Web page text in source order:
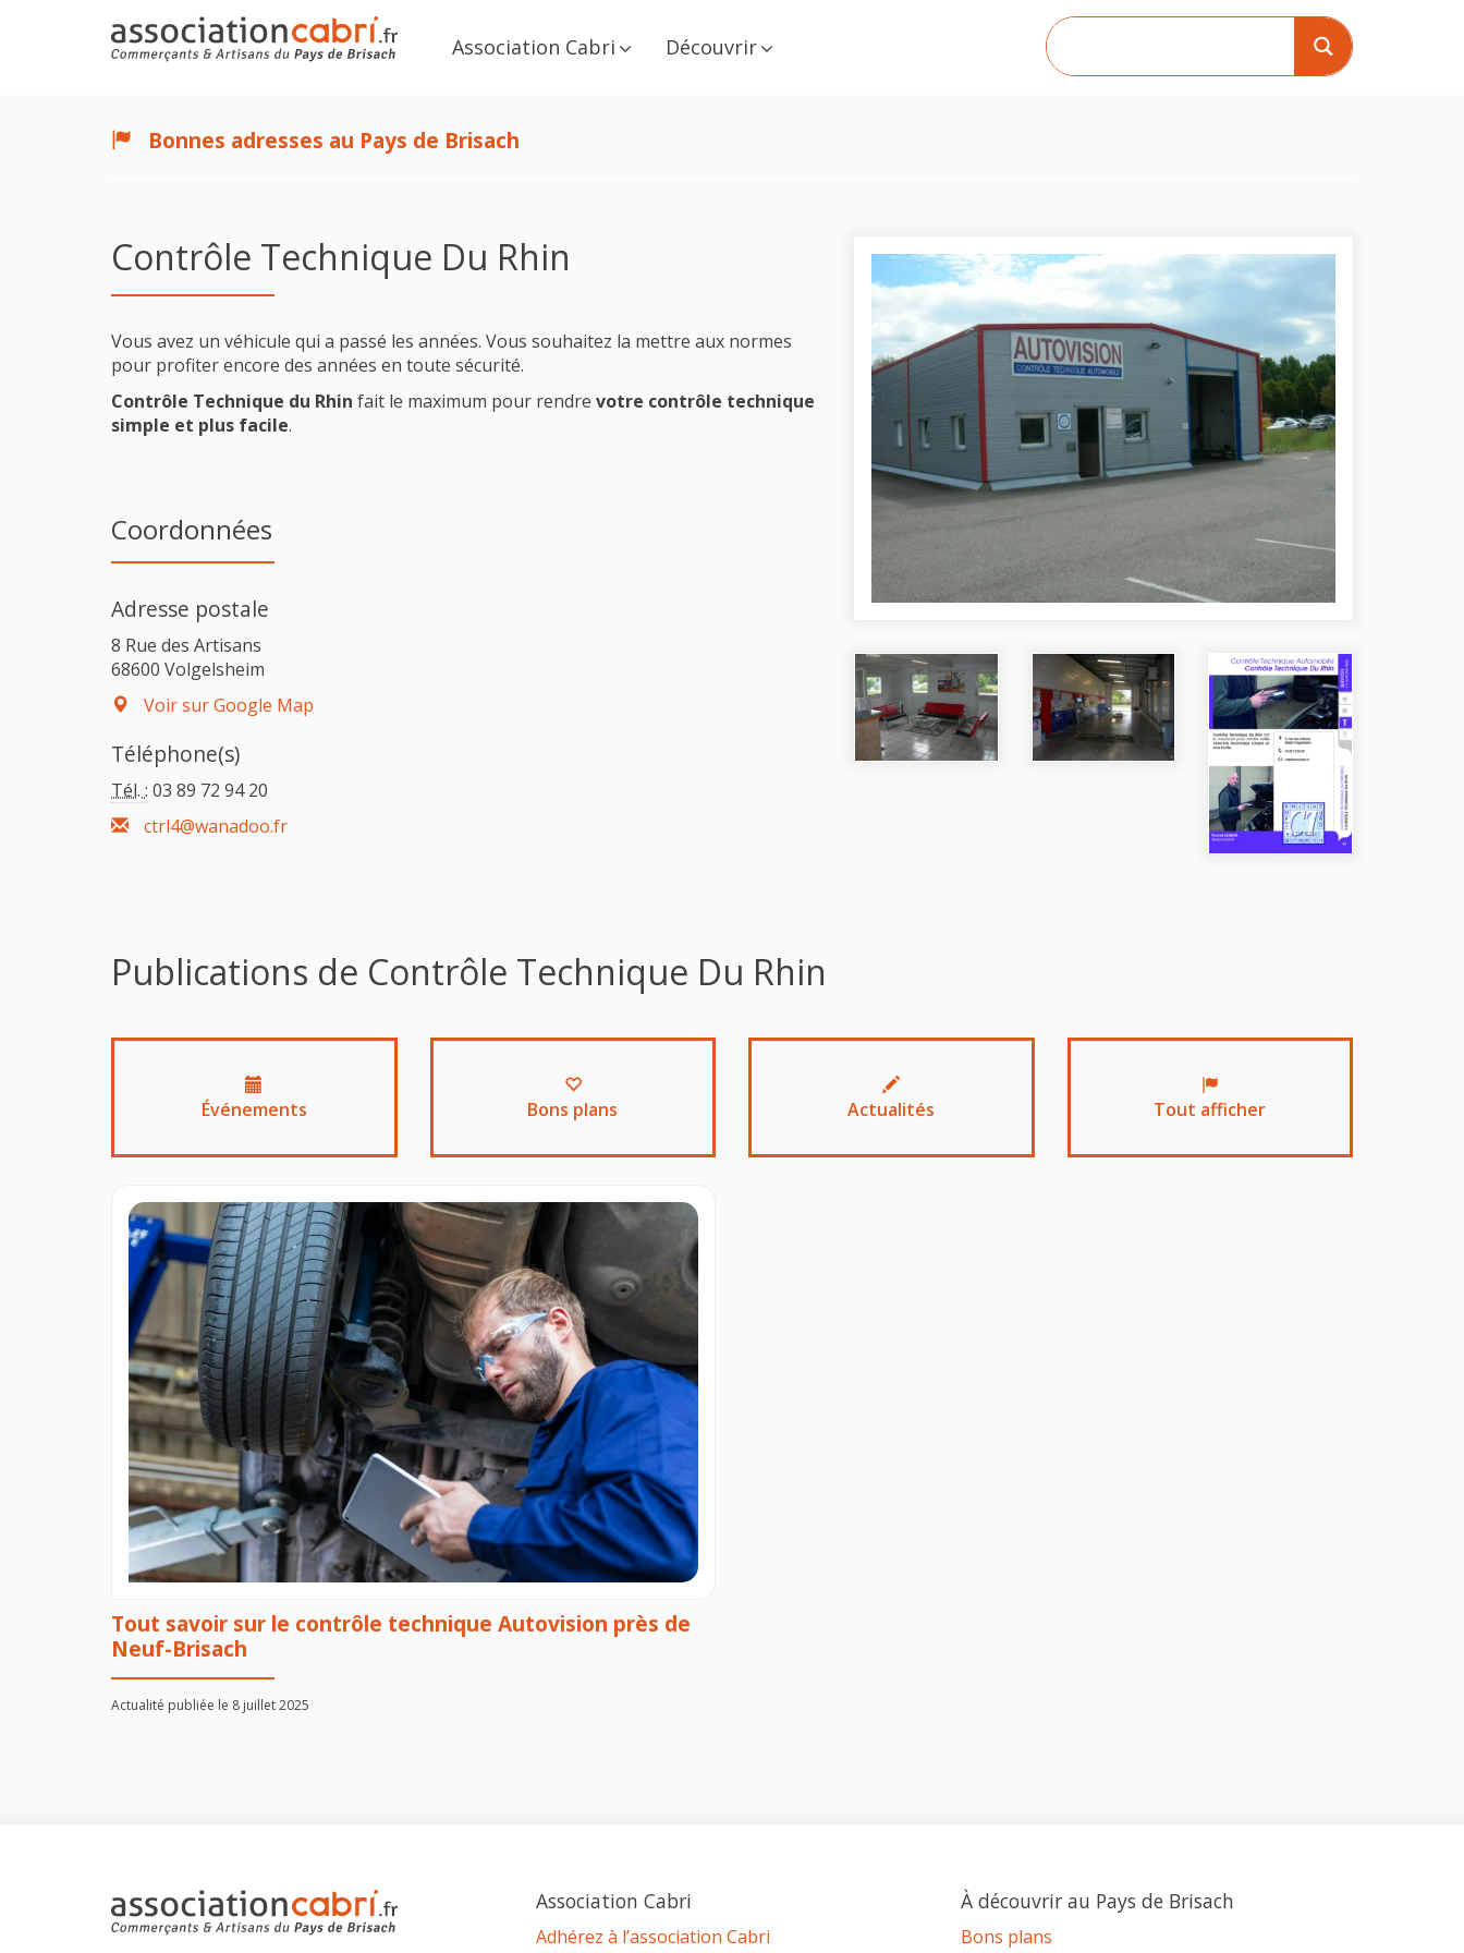
Association Cabri Découvrir
Bonnes adresses au Pays de Brisach
Contrôle Technique Du Rhin
Vous avez un véhicule qui a passé les années. Vous souhaitez la mettre aux normes
pour profiter encore des années en toute sécurité.
Contrôle Technique du Rhin fait le maximum pour rendre votre contrôle technique
simple et plus facile.
Coordonnées
Adresse postale
8 Rue des Artisans
68600 Volgelsheim
Voir sur Google Map
Téléphone(s)
Tél. : 03 89 72 94 20
ctrl4@wanadoo.fr
Publications de Contrôle Technique Du Rhin
Événements Bons plans Actualités Tout afficher
Tout savoir sur le contrôle technique Autovision près de
Neuf-Brisach
Actualité publiée le 8 juillet 2025
Association Cabri
Adhérez à l’association Cabri
À découvrir au Pays de Brisach
Bons plans